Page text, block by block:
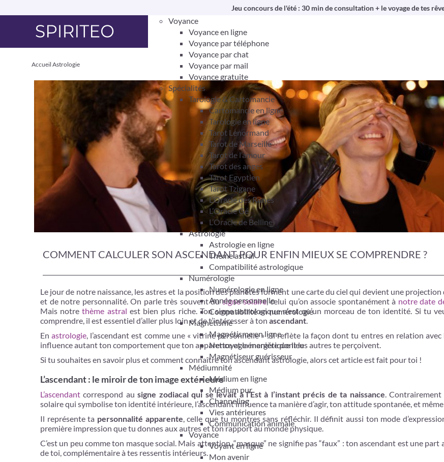
Jeu concours de l'été : 30 min de consultation + le voyage de tes
Voyance
Voyance en ligne
Voyance par téléphone
Voyance par chat
Voyance par mail
Voyance gratuite
Spécialités
Tarologie & Cartomancie
Cartomancie en ligne
Tarologie en ligne
Tarot Lenormand
Tarot de Marseille
Tarot de l’amour
Tarot des anges
Tarot Egyptien
Tarot Tzigane
L’Oracle des Runes
L’Oracle Gé
L’Oracle de Belline
Astrologie
Astrologie en ligne
Thème astral
Compatibilité astrologique
Numérologie
Numérologie en ligne
Année personnelle
Compatibilité en numérologie
Magnétisme
Magnétisme en ligne
Nettoyage énergétique lieu
Magnétiseur guérisseur
Médiumnité
Médium en ligne
Médium pur
Channeling
Vies antérieures
Communication animale
Voyance
Voyant en ligne
Mon avenir
Accueil Astrologie
COMMENT CALCULER SON ASCENDANT POUR ENFIN MIEUX SE COMPRENDRE ?
Le jour de notre naissance, les astres et la position des planètes forment une carte du ciel qui devient une
et de notre personnalité. On parle très souvent dusigne solaire, celui qu’on associe spontanément à notre date
Mais notrethème astral est bien plus riche. Ton signe astrologique n’est qu’un morceau de ton identité. Si tu
comprendre, il est essentiel d’aller plus loin et de t’intéresser à ton ascendant.
Enastrologie, l’ascendant est comme une « vitrine personnelle » : il reflète la façon dont tu entres en relation avec
influence autant ton comportement que ton apparence et la manière dont les autres te perçoivent.
Si tu souhaites en savoir plus et comment connaître ton ascendant astrologie, alors cet article est fait pour toi !
L’ascendant : le miroir de ton image extérieure
L’ascendant correspond ausigne zodiacal qui se levait à l’Est à l’instant précis de ta naissance.
solaire qui symbolise ton identité intérieure, l’ascendant influence ta manière d’agir, ton attitude spontanée, et
Il représente ta personnalité apparente, celle que tu montres sans réfléchir. Il définit aussi ton mode
première impression que tu donnes aux autres et ton rapport au monde physique.
C’est un peu comme ton masque social. Mais attention, “masque” ne signifie pas “faux” : ton ascendant est une
de toi, complémentaire à tes ressentis intérieurs.